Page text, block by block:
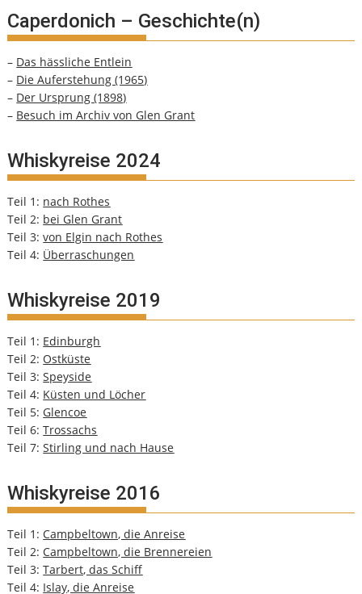
Caperdonich – Geschichte(n)
– Das hässliche Entlein
– Die Auferstehung (1965)
– Der Ursprung (1898)
– Besuch im Archiv von Glen Grant
Whiskyreise 2024
Teil 1: nach Rothes
Teil 2: bei Glen Grant
Teil 3:von Elgin nach Rothes
Teil 4: Überraschungen
Whiskyreise 2019
Teil 1: Edinburgh
Teil 2: Ostküste
Teil 3:Speyside
Teil 4: Küsten und Löcher
Teil 5: Glencoe
Teil 6:Trossachs
Teil 7:Stirling und nach Hause
Whiskyreise 2016
Teil 1: Campbeltown, die Anreise
Teil 2: Campbeltown, die Brennereien
Teil 3:Tarbert, das Schiff
Teil 4: Islay, die Anreise